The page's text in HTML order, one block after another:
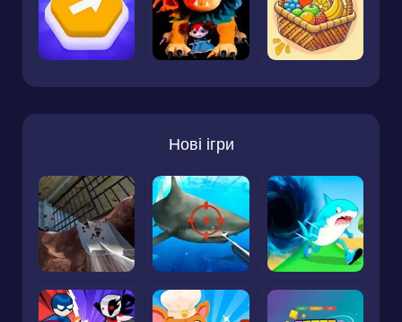
Нові ігри